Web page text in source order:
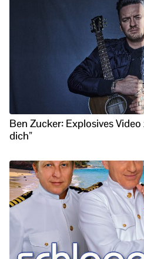
Ben Zucker: Explosives
dich”